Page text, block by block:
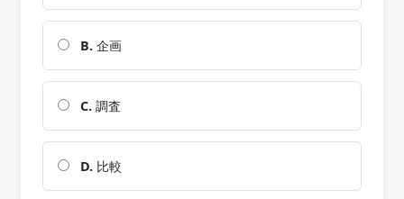
B. 企画
C. 調査
D. 比較